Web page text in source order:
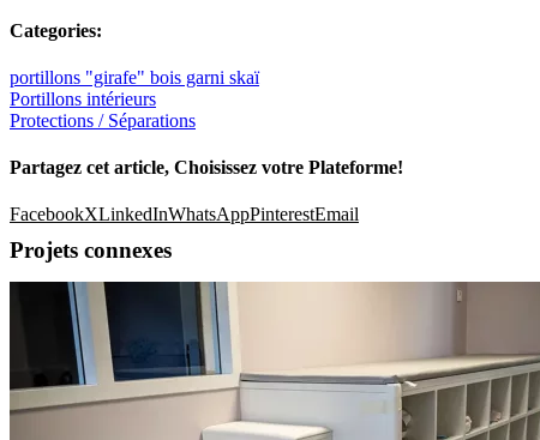
Categories:
portillons "girafe" bois garni skaï
Portillons intérieurs
Protections / Séparations
Partagez cet article, Choisissez votre Plateforme!
FacebookXLinkedInWhatsAppPinterestEmail
Projets connexes